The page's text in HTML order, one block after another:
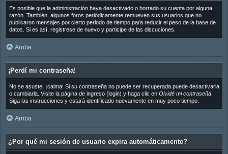
Es posible que la administración haya desactivado o borrado su cuenta por alguna
razón. También, algunos foros periódicamente remueven sus usuarios que no
publicaron mensajes por cierto periodo de tiempo para reducir el peso de la base de
datos. Si es así, registrese de nuevo y participe de las discuciones.
Arriba
¡Perdí mi contraseña!
No se asuste, ¡calma! Si su contraseña no puede ser recuperada puede desactivarla
o cambiarla. Visite la página de ingreso (login) y haga clic en Olvidé mi contraseña.
Siga las instrucciones y estará identificado nuevamente en muy poco tiempo.
Arriba
¿Por qué mi sesión de usuario expira automáticamente?